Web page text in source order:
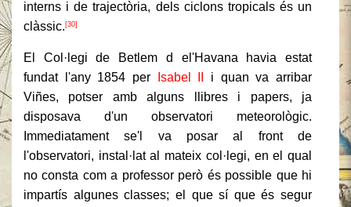
interns i de trajectòria, dels ciclons tropicals és un
clàssic. [30]
El Col·legi de Betlem d el'Havana havia estat
fundat l'any 1854 per
Isabel II
i quan va arribar
Viñes, potser amb alguns llibres i papers, ja
disposava d'un observatori meteorològic.
Immediatament se'l va posar al front de
l'observatori, instal·lat al mateix col·legi, en el qual
no consta com a professor però és possible que hi
impartís algunes classes; el que sí que és segur